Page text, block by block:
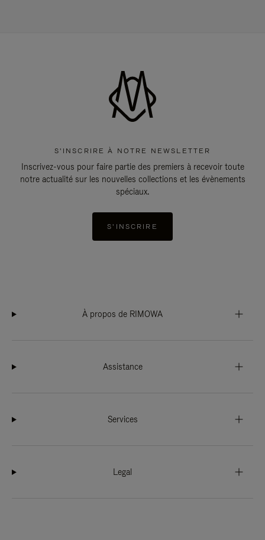
S'INSCRIRE À NOTRE NEWSLETTER
Inscrivez-vous pour faire partie des premiers à recevoir toute
notre actualité sur les nouvelles collections et les évènements
spéciaux.
S'INSCRIRE
À propos de RIMOWA
Assistance
Services
Legal